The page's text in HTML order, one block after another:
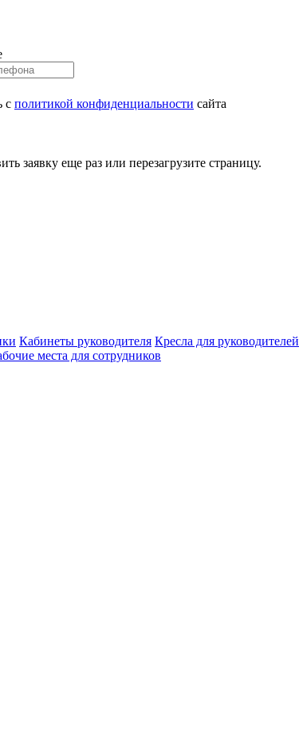
с политикой конфиденциальности сайта
заявку еще раз или перезагрузите страницу.
Кабинеты руководителя Кресла для руководителей
места для сотрудников